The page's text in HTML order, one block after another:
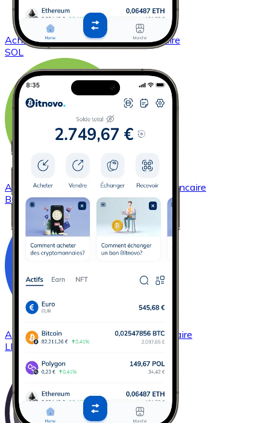
AcheterSolanaavec virement bancaire
SOL
AcheterBitcoin Cash avec virement bancaire
BCH
AcheterChainlink
avec virement bancaire
LINK